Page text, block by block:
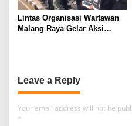
Lintas Organisasi Wartawan
Malang Raya Gelar Aksi
Leave a Reply
Your email address will not be
*